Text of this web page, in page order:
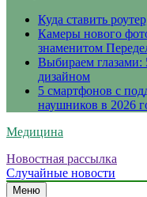
Куда ставить
Камеры нового
знаменитом
Выбираем глазами:
дизайном
5 смартфонов с
наушников в 2026
Медицина
Новостная рассылка
Случайные новости
Меню